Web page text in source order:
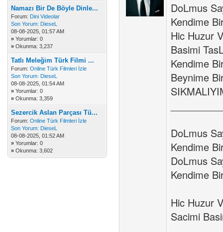
Namazı Bir De Böyle Dinle...
Forum: Dini Videolar
Son Yorum: DieseL
08-08-2025, 01:57 AM
» Yorumlar: 0
» Okunma: 3,237
Tatlı Meleğim Türk Filmi ...
Forum: Online Türk Filmleri İzle
Son Yorum: DieseL
08-08-2025, 01:54 AM
» Yorumlar: 0
» Okunma: 3,359
Sezercik Aslan Parçası Tü...
Forum: Online Türk Filmleri İzle
Son Yorum: DieseL
08-08-2025, 01:52 AM
» Yorumlar: 0
» Okunma: 3,602
DoLmus
Kendime
Hic Huzur
Basimi
Kendime
Beynime
DoLmus
Kendime
DoLmus
Kendime
Hic Huzur
Sacimi